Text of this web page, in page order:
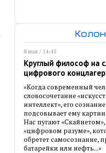
8 мая / 14:45
Круглый философ на
цифрового
«Когда современный
словосочетание
интеллект», его
подсовывает ему
Нас пугают
«цифровом разуме»,
обретет самосознание,
батарейки или нефть...»